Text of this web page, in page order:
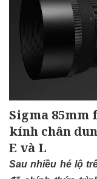
Sigma 85mm
kính chân
E và L
Sau nhiều hé lộ